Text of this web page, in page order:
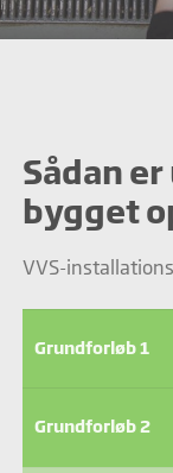
Sådan
bygget
VVS-
Grundforløb 1
Grundforløb 2